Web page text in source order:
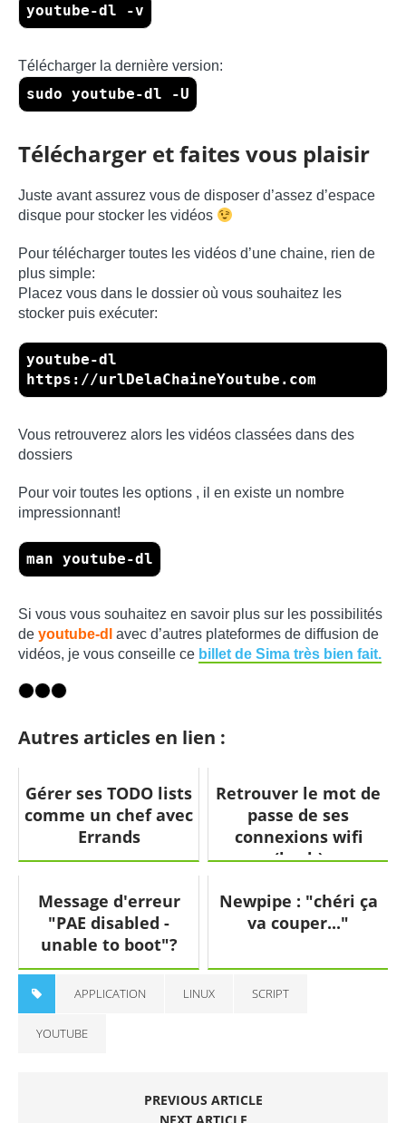
youtube-dl -v
Télécharger la dernière version:
sudo youtube-dl -U
Télécharger et faites vous plaisir
Juste avant assurez vous de disposer d’assez d’espace
disque pour stocker les vidéos
Pour télécharger toutes les vidéos d’une chaine, rien de
plus simple:
Placez vous dans le dossier où vous souhaitez les
stocker puis exécuter:
youtube-dl
https://urlDelaChaineYoutube.com
Vous retrouverez alors les vidéos classées dans des
dossiers
Pour voir toutes les options , il en existe un nombre
impressionnant!
man youtube-dl
Si vous vous souhaitez en savoir plus sur les possibilités
de youtube-dl
avec d’autres plateformes de diffusion de
vidéos, je vous conseille ce billet de Sima très bien fait.
Autres articles en lien :
Gérer ses TODO lists
comme un chef avec
Errands
Retrouver le mot de
passe de ses
connexions wifi
(bash)
Message d'erreur
"PAE disabled -
unable to boot"?
Newpipe : "chéri ça
va couper..."
APPLICATION LINUX SCRIPT
YOUTUBE
PREVIOUS ARTICLE